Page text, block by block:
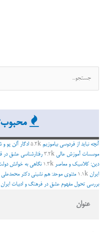
ب
ر
ا
آنچه نباید از فردوسی بیاموزیم ادگار آلن پو
موسسات آموزش عالی
رفتارشناسی عشق در
دین: کلاسیک و معاصر
نگاهی به خوانش
ایران
مثنوی موحد: هم نشینی دکتر محمدعلی
بررسی تحول مفهوم عشق در فرهنگ و ادبیات ایران
عنوان